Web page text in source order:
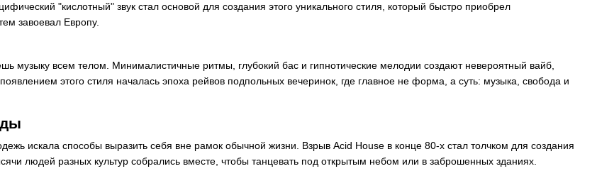
"кислотный" звук стал основой для создания этого уникального стиля, который быстро приобрел
завоевал Европу.
музыку всем телом. Минималистичные ритмы, глубокий бас и гипнотические мелодии создают невероятный вайб,
этого стиля началась эпоха рейвов подпольных вечеринок, где главное не форма, а суть: музыка, свобода и
искала способы выразить себя вне рамок обычной жизни. Взрыв Acid House в конце 80-х стал толчком для создания
людей разных культур собрались вместе, чтобы танцевать под открытым небом или в заброшенных зданиях.